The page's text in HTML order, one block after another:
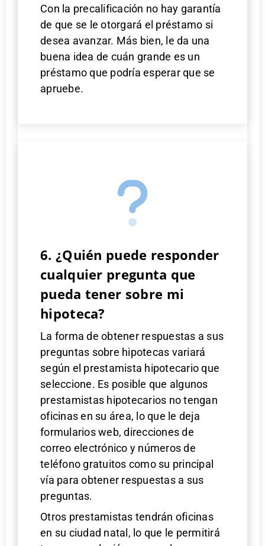
Con la precalificación no hay garantía
de que se le otorgará el préstamo si
desea avanzar. Más bien, le da una
buena idea de cuán grande es un
préstamo que podría esperar que se
apruebe.
6. ¿Quién puede responder
cualquier pregunta que
pueda tener sobre mi
hipoteca?
La forma de obtener respuestas a sus
preguntas sobre hipotecas variará
según el prestamista hipotecario que
seleccione. Es posible que algunos
prestamistas hipotecarios no tengan
oficinas en su área, lo que le deja
formularios web, direcciones de
correo electrónico y números de
teléfono gratuitos como su principal
vía para obtener respuestas a sus
preguntas.
Otros prestamistas tendrán oficinas
en su ciudad natal, lo que le permitirá